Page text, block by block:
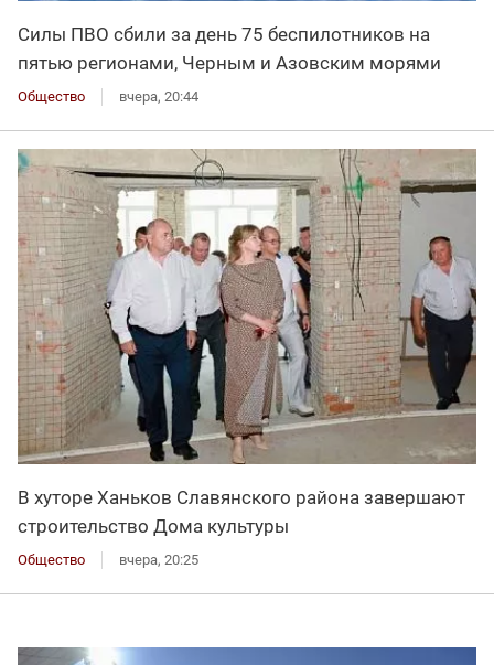
Силы ПВО сбили за день 75 беспилотников на
пятью регионами, Черным и Азовским морями
Общество вчера, 20:44
В хуторе Ханьков Славянского района завершают
строительство Дома культуры
Общество вчера, 20:25